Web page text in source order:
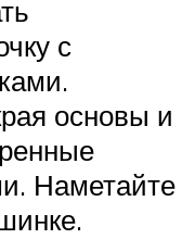
с
основы и
Наметайте